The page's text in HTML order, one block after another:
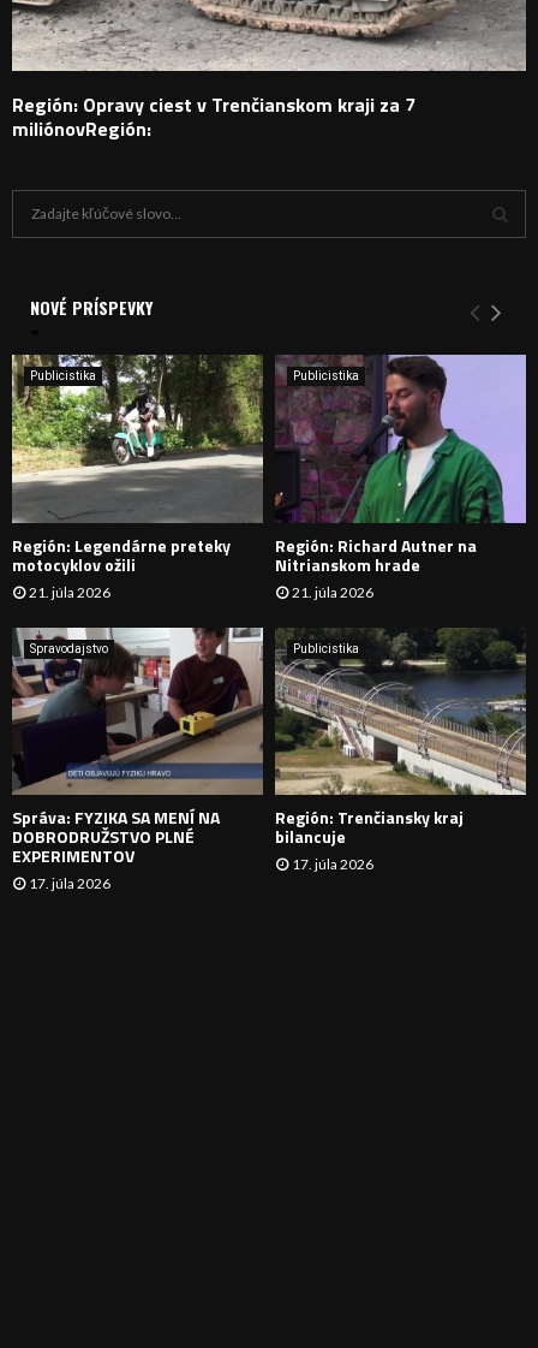
Región: Opravy ciest v Trenčianskom kraji za 7
miliónovRegión:
i
e
:
Y
H
D
A
N
I
E
NOVÉ PRÍSPEVKY
Publicistika
Región: Legendárne preteky
motocyklov ožili
21. júla 2026
Publicistika
Región: Richard Autner na
Nitrianskom hrade
21. júla 2026
Spravodajstvo
Správa: FYZIKA SA MENÍ NA
DOBRODRUŽSTVO PLNÉ
EXPERIMENTOV
17. júla 2026
Publicistika
Región: Trenčiansky kraj
bilancuje
17. júla 2026